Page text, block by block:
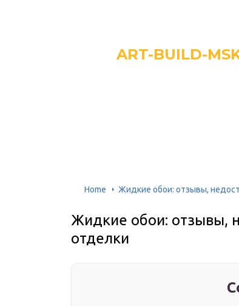
ART-BUILD-
Home Жидкие обои: отзывы,
Жидкие обои: отзывы,
отделки